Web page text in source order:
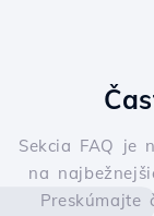
Sekcia FAQ je
na